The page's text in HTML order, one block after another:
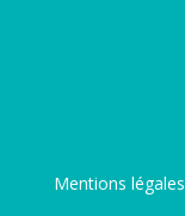
Mentions légales